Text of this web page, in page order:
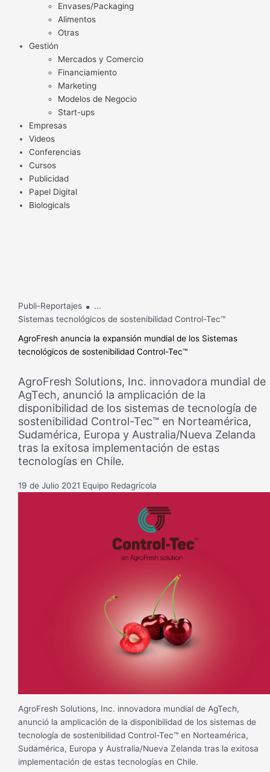
Envases/Packaging
Alimentos
Otras
Gestión
Mercados y Comercio
Financiamiento
Marketing
Modelos de Negocio
Start-ups
Empresas
Videos
Conferencias
Cursos
Publicidad
Papel Digital
Biologicals
Publi-Reportajes . ...
Sistemas tecnológicos de sostenibilidad Control-Tec™
AgroFresh anuncia la expansión mundial de los Sistemas
tecnológicos de sostenibilidad Control-Tec™
AgroFresh Solutions, Inc. innovadora mundial de
AgTech, anunció la amplicación de la
disponibilidad de los sistemas de tecnología de
sostenibilidad Control-Tec™ en Norteamérica,
Sudamérica, Europa y Australia/Nueva Zelanda
tras la exitosa implementación de estas
tecnologías en Chile.
19 de Julio 2021 Equipo Redagrícola
AgroFresh Solutions, Inc. innovadora mundial de AgTech,
anunció la amplicación de la disponibilidad de los sistemas de
tecnología de sostenibilidad Control-Tec™ en Norteamérica,
Sudamérica, Europa y Australia/Nueva Zelanda tras la exitosa
implementación de estas tecnologías en Chile.